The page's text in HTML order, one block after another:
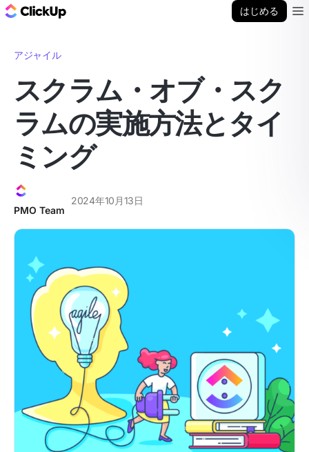
はじめる
アジャイル
スクラム・オブ・スク
ラムの実施方法とタイ
ミング
PMO Team
2024年10月13日